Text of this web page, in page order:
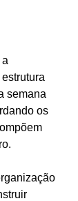
semana
os